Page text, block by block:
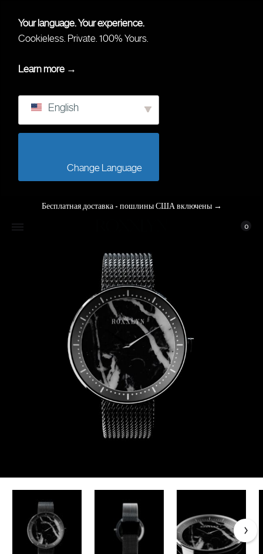
Your language. Your experience.
Cookieless. Private. 100% Yours.
Learn more →
English
Бесплатная доставка - пошлины США включены →
Мой 0